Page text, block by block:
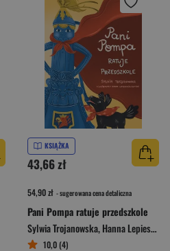
KSIĄŻKA
43,66 zł
54,90 zł - sugerowana cena detaliczna
Pani Pompa ratuje przedszkole
Sylwia Trojanowska,Hanna Lepieszkiewicz-Woś
10,0 (4)